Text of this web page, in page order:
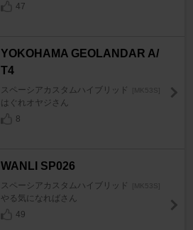
47
YOKOHAMA GEOLANDAR A/
T4
スペーシアカスタムハイブリッド [MK53S]
はぐれオヤジさん
8
WANLI SP026
スペーシアカスタムハイブリッド [MK53S]
やる気になればさん
49